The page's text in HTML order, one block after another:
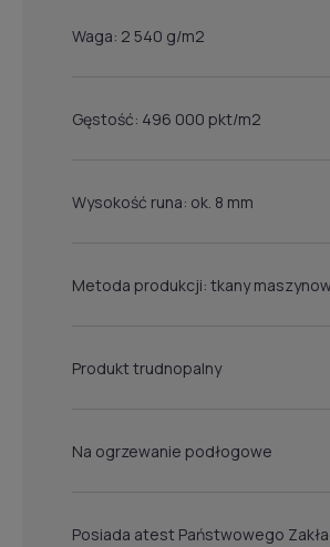
Waga: 2 540 g/m2
Gęstość: 496 000 pkt/m2
Wysokość runa: ok. 8 mm
Metoda produkcji: tkany
Produkt trudnopalny
Na ogrzewanie podłogowe
Posiada atest Państwowego